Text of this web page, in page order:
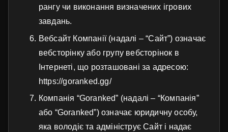
рангу чи виконання визначених ігрових
завдань.
Вебсайт Компанії (надалі – “Сайт”) означає
вебсторінку або групу вебсторінок в
Інтернеті, що розташовані за адресою:
https://goranked.gg/
Компанія “Goranked” (надалі – “Компанія”
або “Goranked”) означає юридичну особу,
яка володіє та адмініструє Сайт і надає